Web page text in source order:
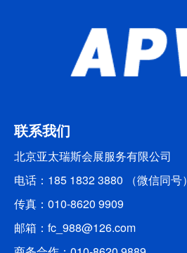
联系我们
北京亚太瑞斯会展服务有限公司
电话：185 1832 3880 （微信同号）
传真：010-8620 9909
邮箱：fc_988@126.com